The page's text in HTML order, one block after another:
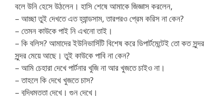
বলে উনি হেসে উঠলেন। হাসি শেষে আমাকে জিজ্ঞাস করলেন,
– আচ্ছা তুই দেখতে এত হ্যান্ডসাম, তারপরও প্রেম করিস না কেন?
– তেমন কাউকে পাই নি এখনো তাই।
– কি বলিস? আমাদের ইউনিভার্সিটি বিশেষ করে ডিপার্টমেন্টেই তো কত সুন্দর
সুন্দর মেয়ে আছে। তুই কাউকে পাবি না কেন?
– আমি চেহারা দেখে পার্টনার খুজি না আর খুজতে চাইও না।
– তাহলে কি দেখে খুজতে চাস?
– বুদ্ধিমত্তা দেখে। গুন দেখে।